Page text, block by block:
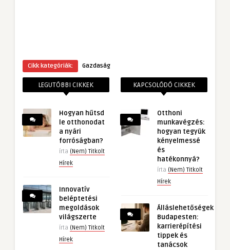
Cikk kategóriák: Gazdaság
LEGUTÓBBI CIKKEK
Hogyan hűtsd
le otthonodat
a nyári
forróságban?
írta (Nem) Titkolt
Hírek
Innovatív
beléptetési
megoldások
világszerte
írta (Nem) Titkolt
Hírek
KAPCSOLÓDÓ CIKKEK
Otthoni
munkavégzés:
hogyan tegyük
kényelmessé
és
hatékonnyá?
írta (Nem) Titkolt
Hírek
Álláslehetőségek
Budapesten:
karrierépítési
tippek és
tanácsok